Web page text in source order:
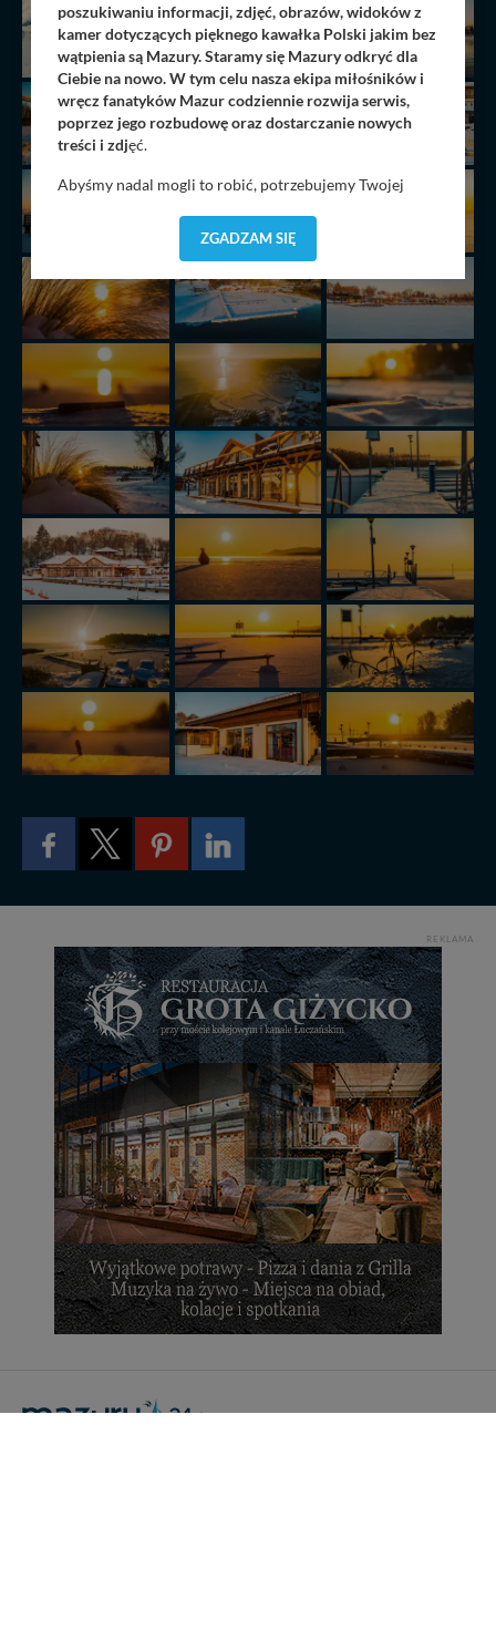
REKLAMA
poszukiwaniu informacji, zdjęć, obrazów, widoków z
kamer dotyczących pięknego kawałka Polski jakim bez
wątpienia są Mazury. Staramy się Mazury odkryć dla
Ciebie na nowo. W tym celu nasza ekipa miłośników i
wręcz fanatyków Mazur codziennie rozwija serwis,
poprzez jego rozbudowę oraz dostarczanie nowych
treści i zdjęć.
Abyśmy nadal mogli to robić, potrzebujemy Twojej
dostosować do Twoich preferencji. Twoje dane (w tym
pliki cookies) będą zapisywane w celu usprawnienia
wyszukania, ulubione miejsca, logowania, itp).
Bezpieczeństwo Twoich danych jest dla nas
priorytetowe, bez poinformowania Ciebie nie będziemy
zmieniać zakresu naszych uprawnień. Twoje dane są u
nas bezpieczne, jeśli masz wątpliwości co do naszych
intencji, zawsze możesz wycofać swoją zgodę. Więcej
informacji uzyskach w naszejPolityce Prywatności.
Klikając znak X lub przycisk PRZEJDŹ DO SERWISU
wyrażasz zgodę na przetwarzanie Twoich danych.
Nasz serwis nie wykorzystuje oraz nie udostępnia
Twoich danych innym podmiotom oraz osobom
trzecim. Wyjątkiem jest sytuacja, gdy przekazanie
Twoich danych jest elementem usługi (przekazanie
danych z formularza kontaktowego, przekazanie danych
w przypadku rezerwacji usług typu: nocleg, czartery,
itp). Więcej informacji o zasadach i funkcjonalności
serwisu wRegulaminie Serwisu.
Administratorem Twoich danych jest: Agencja
Reklamowa Kreacja Monika Borkowska, z siedzibą ul.
Wiejska 17, 11-500 Giżycko. Możesz z nami
skontaktować się za pośrednictwem tejstrony.
W każdej chwili możesz: zażądać dostępu do swoich
danych, zażądać ich poprawienia lub usunięcia,
zabronić ich przetwarzania. Pamiętaj jednak, że nie
praw w odniesieniu do informacji zawartych w plikach
tych plików - w pewnych przypadkach nie możemy tego
zrobić za Ciebie.
Dziękujemy, i życzmy miłego odkrywania Mazur na
nowo...
ZGADZAM SIĘ